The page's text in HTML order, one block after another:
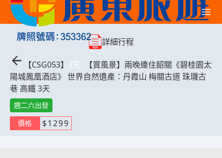
【CSG053】 3天
【賞風景】兩晚連住韶關《碧桂園太
陽城鳳凰酒店》 世界自然遺產：丹霞山 梅關古道 珠璣古
巷 高鐵 3天
週二六出發
價格
$1299
詳細行程